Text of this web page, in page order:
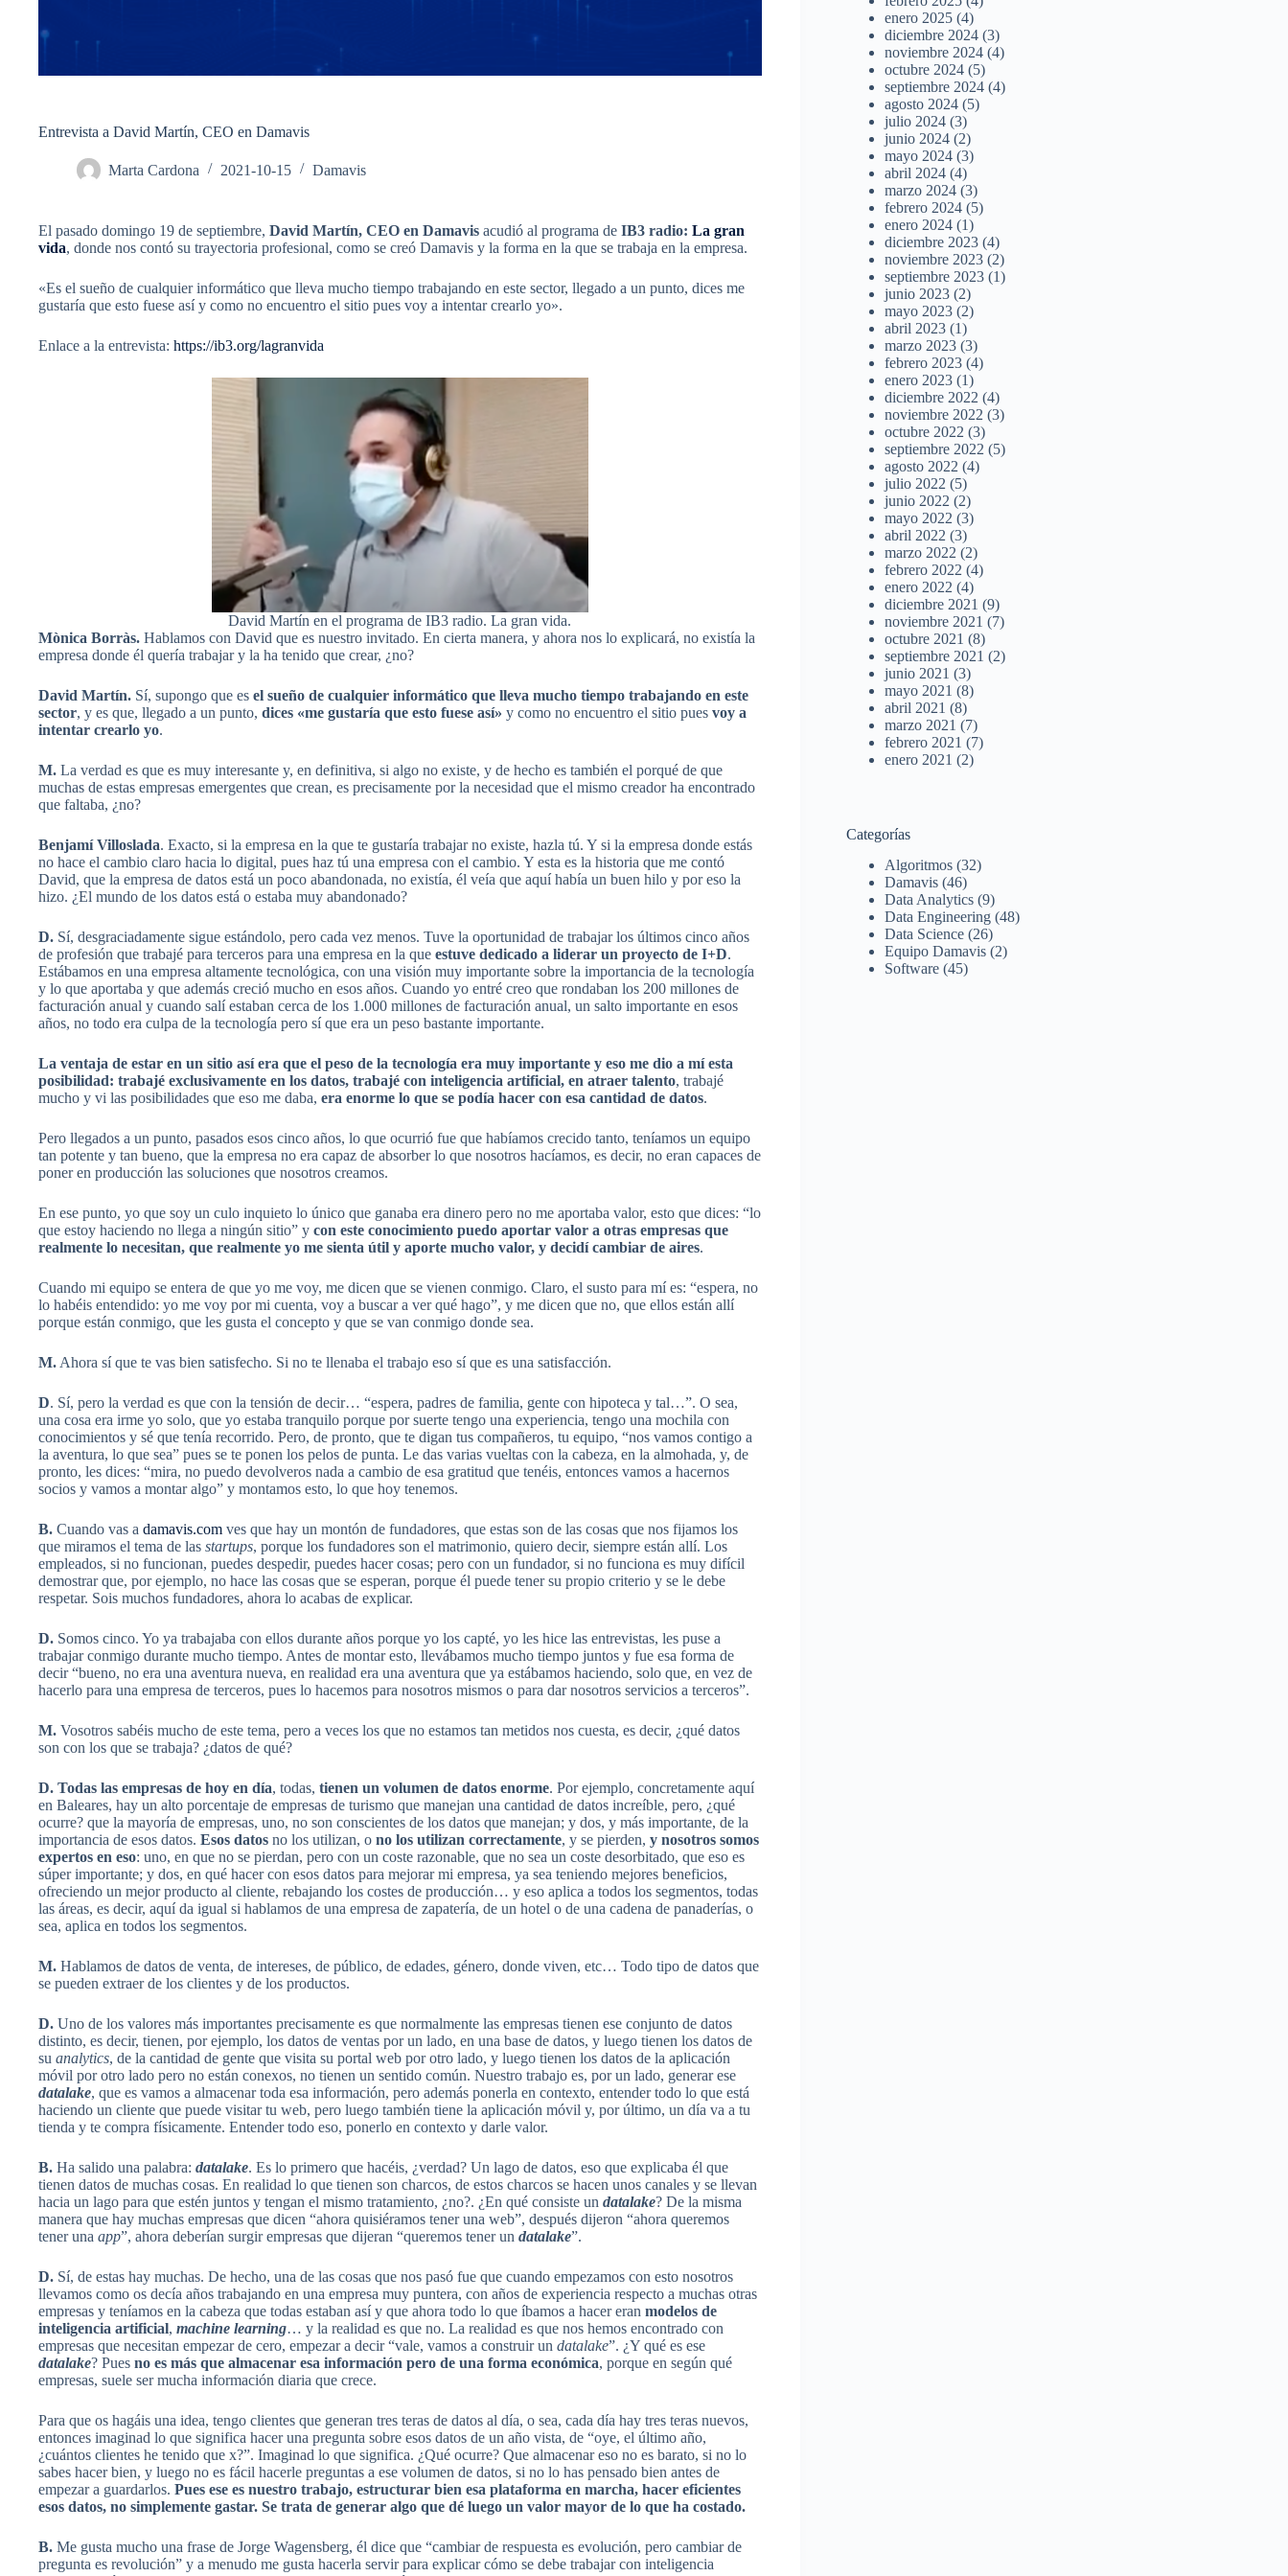
Entrevista a David Martín, CEO en Damavis
Marta Cardona 2021-10-15 Damavis
El pasado domingo 19 de septiembre, David Martín, CEO en Damavis acudió al programa de IB3 radio: La gran
vida, donde nos contó su trayectoria profesional, como se creó Damavis y la forma en la que se trabaja en la empresa.
«Es el sueño de cualquier informático que lleva mucho tiempo trabajando en este sector, llegado a un punto, dices me
gustaría que esto fuese así y como no encuentro el sitio pues voy a intentar crearlo yo».
Enlace a la entrevista: https://ib3.org/lagranvida
David Martín en el programa de IB3 radio. La gran vida.
Mònica Borràs. Hablamos con David que es nuestro invitado. En cierta manera, y ahora nos lo explicará, no existía la
empresa donde él quería trabajar y la ha tenido que crear, ¿no?
David Martín. Sí, supongo que es el sueño de cualquier informático que lleva mucho tiempo trabajando en este
sector, y es que, llegado a un punto, dices «me gustaría que esto fuese así» y como no encuentro el sitio pues voy a
intentar crearlo yo.
M. La verdad es que es muy interesante y, en definitiva, si algo no existe, y de hecho es también el porqué de que
muchas de estas empresas emergentes que crean, es precisamente por la necesidad que el mismo creador ha encontrado
que faltaba, ¿no?
Benjamí Villoslada. Exacto, si la empresa en la que te gustaría trabajar no existe, hazla tú. Y si la empresa donde estás
no hace el cambio claro hacia lo digital, pues haz tú una empresa con el cambio. Y esta es la historia que me contó
David, que la empresa de datos está un poco abandonada, no existía, él veía que aquí había un buen hilo y por eso la
hizo. ¿El mundo de los datos está o estaba muy abandonado?
D. Sí, desgraciadamente sigue estándolo, pero cada vez menos. Tuve la oportunidad de trabajar los últimos cinco años
de profesión que trabajé para terceros para una empresa en la que estuve dedicado a liderar un proyecto de I+D.
Estábamos en una empresa altamente tecnológica, con una visión muy importante sobre la importancia de la tecnología
y lo que aportaba y que además creció mucho en esos años. Cuando yo entré creo que rondaban los 200 millones de
facturación anual y cuando salí estaban cerca de los 1.000 millones de facturación anual, un salto importante en esos
años, no todo era culpa de la tecnología pero sí que era un peso bastante importante.
La ventaja de estar en un sitio así era que el peso de la tecnología era muy importante y eso me dio a mí esta
posibilidad: trabajé exclusivamente en los datos, trabajé con inteligencia artificial, en atraer talento, trabajé
mucho y vi las posibilidades que eso me daba, era enorme lo que se podía hacer con esa cantidad de datos.
Pero llegados a un punto, pasados esos cinco años, lo que ocurrió fue que habíamos crecido tanto, teníamos un equipo
tan potente y tan bueno, que la empresa no era capaz de absorber lo que nosotros hacíamos, es decir, no eran capaces de
poner en producción las soluciones que nosotros creamos.
En ese punto, yo que soy un culo inquieto lo único que ganaba era dinero pero no me aportaba valor, esto que dices: “lo
que estoy haciendo no llega a ningún sitio” y con este conocimiento puedo aportar valor a otras empresas que
realmente lo necesitan, que realmente yo me sienta útil y aporte mucho valor, y decidí cambiar de aires.
Cuando mi equipo se entera de que yo me voy, me dicen que se vienen conmigo. Claro, el susto para mí es: “espera, no
lo habéis entendido: yo me voy por mi cuenta, voy a buscar a ver qué hago”, y me dicen que no, que ellos están allí
porque están conmigo, que les gusta el concepto y que se van conmigo donde sea.
M. Ahora sí que te vas bien satisfecho. Si no te llenaba el trabajo eso sí que es una satisfacción.
D. Sí, pero la verdad es que con la tensión de decir… “espera, padres de familia, gente con hipoteca y tal…”. O sea,
una cosa era irme yo solo, que yo estaba tranquilo porque por suerte tengo una experiencia, tengo una mochila con
conocimientos y sé que tenía recorrido. Pero, de pronto, que te digan tus compañeros, tu equipo, “nos vamos contigo a
la aventura, lo que sea” pues se te ponen los pelos de punta. Le das varias vueltas con la cabeza, en la almohada, y, de
pronto, les dices: “mira, no puedo devolveros nada a cambio de esa gratitud que tenéis, entonces vamos a hacernos
socios y vamos a montar algo” y montamos esto, lo que hoy tenemos.
B. Cuando vas a damavis.com ves que hay un montón de fundadores, que estas son de las cosas que nos fijamos los
que miramos el tema de las startups, porque los fundadores son el matrimonio, quiero decir, siempre están allí. Los
empleados, si no funcionan, puedes despedir, puedes hacer cosas; pero con un fundador, si no funciona es muy difícil
demostrar que, por ejemplo, no hace las cosas que se esperan, porque él puede tener su propio criterio y se le debe
respetar. Sois muchos fundadores, ahora lo acabas de explicar.
D. Somos cinco. Yo ya trabajaba con ellos durante años porque yo los capté, yo les hice las entrevistas, les puse a
trabajar conmigo durante mucho tiempo. Antes de montar esto, llevábamos mucho tiempo juntos y fue esa forma de
decir “bueno, no era una aventura nueva, en realidad era una aventura que ya estábamos haciendo, solo que, en vez de
hacerlo para una empresa de terceros, pues lo hacemos para nosotros mismos o para dar nosotros servicios a terceros”.
M. Vosotros sabéis mucho de este tema, pero a veces los que no estamos tan metidos nos cuesta, es decir, ¿qué datos
son con los que se trabaja? ¿datos de qué?
D. Todas las empresas de hoy en día, todas, tienen un volumen de datos enorme. Por ejemplo, concretamente aquí
en Baleares, hay un alto porcentaje de empresas de turismo que manejan una cantidad de datos increíble, pero, ¿qué
ocurre? que la mayoría de empresas, uno, no son conscientes de los datos que manejan; y dos, y más importante, de la
importancia de esos datos. Esos datos no los utilizan, o no los utilizan correctamente, y se pierden, y nosotros somos
expertos en eso: uno, en que no se pierdan, pero con un coste razonable, que no sea un coste desorbitado, que eso es
súper importante; y dos, en qué hacer con esos datos para mejorar mi empresa, ya sea teniendo mejores beneficios,
ofreciendo un mejor producto al cliente, rebajando los costes de producción… y eso aplica a todos los segmentos, todas
las áreas, es decir, aquí da igual si hablamos de una empresa de zapatería, de un hotel o de una cadena de panaderías, o
sea, aplica en todos los segmentos.
M. Hablamos de datos de venta, de intereses, de público, de edades, género, donde viven, etc… Todo tipo de datos que
se pueden extraer de los clientes y de los productos.
D. Uno de los valores más importantes precisamente es que normalmente las empresas tienen ese conjunto de datos
distinto, es decir, tienen, por ejemplo, los datos de ventas por un lado, en una base de datos, y luego tienen los datos de
su analytics, de la cantidad de gente que visita su portal web por otro lado, y luego tienen los datos de la aplicación
móvil por otro lado pero no están conexos, no tienen un sentido común. Nuestro trabajo es, por un lado, generar ese
datalake, que es vamos a almacenar toda esa información, pero además ponerla en contexto, entender todo lo que está
haciendo un cliente que puede visitar tu web, pero luego también tiene la aplicación móvil y, por último, un día va a tu
tienda y te compra físicamente. Entender todo eso, ponerlo en contexto y darle valor.
B. Ha salido una palabra: datalake. Es lo primero que hacéis, ¿verdad? Un lago de datos, eso que explicaba él que
tienen datos de muchas cosas. En realidad lo que tienen son charcos, de estos charcos se hacen unos canales y se llevan
hacia un lago para que estén juntos y tengan el mismo tratamiento, ¿no?. ¿En qué consiste un datalake? De la misma
manera que hay muchas empresas que dicen “ahora quisiéramos tener una web”, después dijeron “ahora queremos
tener una app”, ahora deberían surgir empresas que dijeran “queremos tener un datalake”.
D. Sí, de estas hay muchas. De hecho, una de las cosas que nos pasó fue que cuando empezamos con esto nosotros
llevamos como os decía años trabajando en una empresa muy puntera, con años de experiencia respecto a muchas otras
empresas y teníamos en la cabeza que todas estaban así y que ahora todo lo que íbamos a hacer eran modelos de
inteligencia artificial, machine learning… y la realidad es que no. La realidad es que nos hemos encontrado con
empresas que necesitan empezar de cero, empezar a decir “vale, vamos a construir un datalake”. ¿Y qué es ese
datalake? Pues no es más que almacenar esa información pero de una forma económica, porque en según qué
empresas, suele ser mucha información diaria que crece.
Para que os hagáis una idea, tengo clientes que generan tres teras de datos al día, o sea, cada día hay tres teras nuevos,
entonces imaginad lo que significa hacer una pregunta sobre esos datos de un año vista, de “oye, el último año,
¿cuántos clientes he tenido que x?”. Imaginad lo que significa. ¿Qué ocurre? Que almacenar eso no es barato, si no lo
sabes hacer bien, y luego no es fácil hacerle preguntas a ese volumen de datos, si no lo has pensado bien antes de
empezar a guardarlos. Pues ese es nuestro trabajo, estructurar bien esa plataforma en marcha, hacer eficientes
esos datos, no simplemente gastar. Se trata de generar algo que dé luego un valor mayor de lo que ha costado.
B. Me gusta mucho una frase de Jorge Wagensberg, él dice que “cambiar de respuesta es evolución, pero cambiar de
pregunta es revolución” y a menudo me gusta hacerla servir para explicar cómo se debe trabajar con inteligencia
enero 2025 (4)
diciembre 2024 (3)
noviembre 2024 (4)
octubre 2024 (5)
septiembre 2024 (4)
agosto 2024 (5)
julio 2024 (3)
junio 2024 (2)
mayo 2024 (3)
abril 2024 (4)
marzo 2024 (3)
febrero 2024 (5)
enero 2024 (1)
diciembre 2023 (4)
noviembre 2023 (2)
septiembre 2023 (1)
junio 2023 (2)
mayo 2023 (2)
abril 2023 (1)
marzo 2023 (3)
febrero 2023 (4)
enero 2023 (1)
diciembre 2022 (4)
noviembre 2022 (3)
octubre 2022 (3)
septiembre 2022 (5)
agosto 2022 (4)
julio 2022 (5)
junio 2022 (2)
mayo 2022 (3)
abril 2022 (3)
marzo 2022 (2)
febrero 2022 (4)
enero 2022 (4)
diciembre 2021 (9)
noviembre 2021 (7)
octubre 2021 (8)
septiembre 2021 (2)
junio 2021 (3)
mayo 2021 (8)
abril 2021 (8)
marzo 2021 (7)
febrero 2021 (7)
enero 2021 (2)
Categorías
Algoritmos (32)
Damavis (46)
Data Analytics (9)
Data Engineering (48)
Data Science (26)
Equipo Damavis (2)
Software (45)